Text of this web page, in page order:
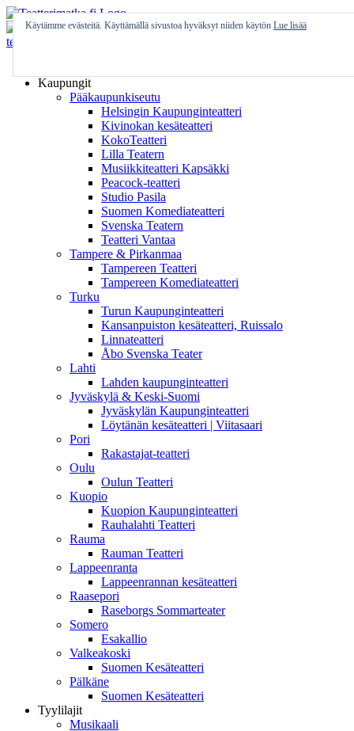
Skip
to
content
Kaupungit
Pääkaupunkiseutu
Helsingin Kaupunginteatteri
Kivinokan kesäteatteri
KokoTeatteri
Lilla Teatern
Musiikkiteatteri Kapsäkki
Peacock-teatteri
Studio Pasila
Suomen Komediateatteri
Svenska Teatern
Teatteri Vantaa
Tampere & Pirkanmaa
Tampereen Teatteri
Tampereen Komediateatteri
Turku
Turun Kaupunginteatteri
Kansanpuiston kesäteatteri, Ruissalo
Linnateatteri
Åbo Svenska Teater
Lahti
Lahden kaupunginteatteri
Jyväskylä & Keski-Suomi
Jyväskylän Kaupunginteatteri
Löytänän kesäteatteri | Viitasaari
Pori
Rakastajat-teatteri
Oulu
Oulun Teatteri
Kuopio
Kuopion Kaupunginteatteri
Rauhalahti Teatteri
Rauma
Rauman Teatteri
Lappeenranta
Lappeenrannan kesäteatteri
Raasepori
Raseborgs Sommarteater
Somero
Esakallio
Valkeakoski
Suomen Kesäteatteri
Pälkäne
Suomen Kesäteatteri
Tyylilajit
Musikaali
Käytämme evästeitä. Käyttämällä sivustoa hyväksyt niiden käytön Lue lisää